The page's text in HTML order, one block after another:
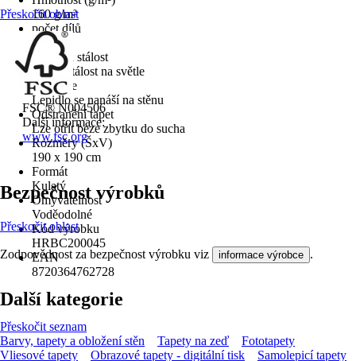
160 g/m²
počet dílů
4
Barevná stálost
Dobrá stálost na světle
Aplikace
Lepidlo se nanáší na stěnu
Odstranění tapet
Lze otřít beze zbytku do sucha
Rozměry (ŠxV)
190 x 190 cm
Formát
Kulatý
Omyvatelnost
Voděodolné
Kód výrobku
HRBC200045
EAN
8720364762728
Přeskočit oblast
FSC® N004506
Další informace:
www.fsc.org
Bezpečnost výrobků
Přeskočit oblast
Zodpovědnost za bezpečnost výrobku viz informace výrobce .
Další kategorie
Přeskočit seznam
Barvy, tapety a obložení stěn
Tapety na zeď
Fototapety
Vliesové tapety
Obrazové tapety - digitální tisk
Samolepicí tapety